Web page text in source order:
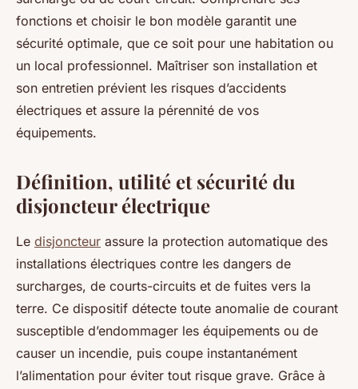
fonctions et choisir le bon modèle garantit une
sécurité optimale, que ce soit pour une habitation ou
un local professionnel. Maîtriser son installation et
son entretien prévient les risques d’accidents
électriques et assure la pérennité de vos
équipements.
Définition, utilité et sécurité du
disjoncteur électrique
Le disjoncteur assure la protection automatique des
installations électriques contre les dangers de
surcharges, de courts-circuits et de fuites vers la
terre. Ce dispositif détecte toute anomalie de courant
susceptible d’endommager les équipements ou de
causer un incendie, puis coupe instantanément
l’alimentation pour éviter tout risque grave. Grâce à